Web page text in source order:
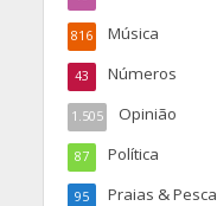
Música
816
Números
43
Opinião
1.505
Política
87
Praias & Pesca
95